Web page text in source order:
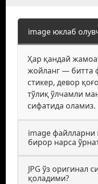
image юклаб
Ҳар қандай
жойланг — битта
стикер, девор
тўлиқ ўлчамли
сифатида оламиз.
image
бирор нарса
JPG ўз оригинал
қоладими?